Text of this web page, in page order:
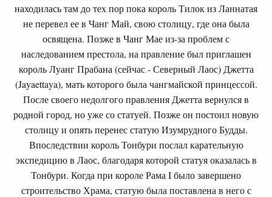
находилась там до тех пор пока король Тилок из Ланнатая
не перевел ее в Чанг Май, свою столицу, где она была
освящена. Позже в Чанг Мае из-за проблем с
наследованием престола, на правление был приглашен
король Луанг Прабана (сейчас - Северный Лаос) Джетта
(Jayaettaya), мать которого была чангмайской принцессой.
После своего недолгого правления Джетта вернулся в
родной город, но уже со статуей. Позже он постоил новую
столицу и опять перенес статую Изумрудного Будды.
Впоследствии король Тонбури послал карательную
экспедицию в Лаос, благодаря которой статуя оказалась в
Тонбури. Когда при короле Рама I было завершено
строительство Храма, статую была поставлена в него с